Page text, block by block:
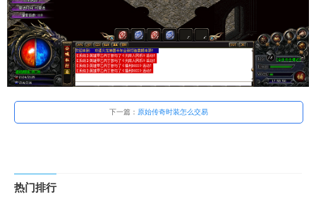
下一篇： 原始传奇时装怎么交易
热门排行